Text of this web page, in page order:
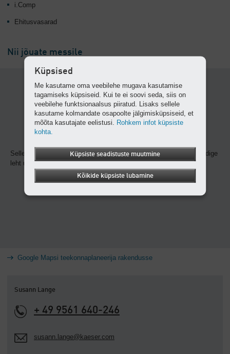
i.Comp
Ehitusvasarad
Nii jõuate messile
Selleks et antud sisu kuvada, aktsepteerige palun küpsised ja laadige
leht uuesti.
Google Mapsi teekonnaplaneerija rakendusse
Susann Lange
+ 49 9561 640-246
susann.lange@kaeser.com
Küpsised
Me kasutame oma veebilehe mugava kasutamise
tagamiseks küpsiseid. Kui te ei soovi seda, siis on
veebilehe funktsionaalsus piiratud. Lisaks sellele
kasutame kolmandate osapoolte jälgimisküpsiseid, et
mõõta kasutajate eelistusi. Rohkem infot küpsiste
kohta.
Küpsiste seadistuste muutmine
Kõikide küpsiste lubamine